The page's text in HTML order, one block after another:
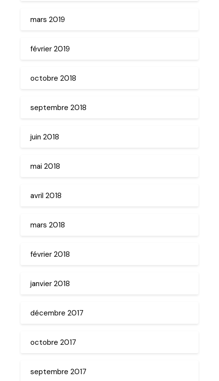
mars 2019
février 2019
octobre 2018
septembre 2018
juin 2018
mai 2018
avril 2018
mars 2018
février 2018
janvier 2018
décembre 2017
octobre 2017
septembre 2017